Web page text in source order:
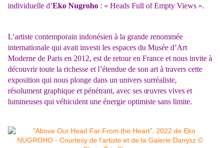
individuelle d’Eko Nugroho : « Heads Full of Empty Views ».
L’artiste contemporain indonésien à la grande renommée
internationale qui avait investi les espaces du Musée d’Art
Moderne de Paris en 2012, est de retour en France et nous invite à
découvrir toute la richesse et l’étendue de son art à travers cette
exposition qui nous plonge dans un univers surréaliste,
résolument graphique et pénétrant, avec ses œuvres vives et
lumineuses qui véhiculent une énergie optimiste sans limite.